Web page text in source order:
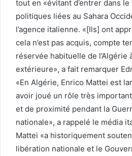
tout en «évitant d’entrer dans
politiques liées au Sahara
l’agence italienne. «[Ils] ont
cela n’est pas acquis, compte
réservée habituelle de l’Algérie
extérieure», a fait remarquer
«En Algérie, Enrico Mattei est
avoir joué un rôle très
et de proximité pendant la
nationale», a rappelé le média
Mattei «a historiquement
libération nationale et le